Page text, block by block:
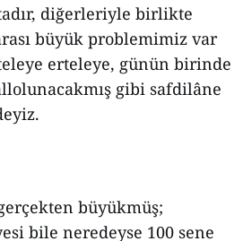
diğerleriyle birlikte
büyük problemimiz var
erteleye, günün birinde
gibi safdilâne
büyükmüş;
bile neredeyse 100 sene